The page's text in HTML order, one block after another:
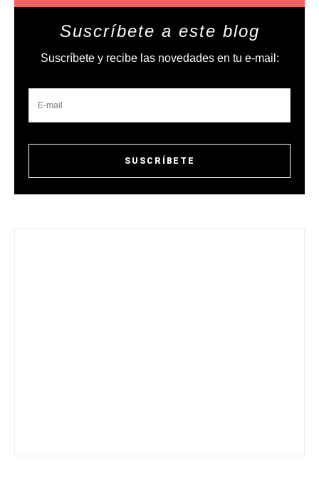
Suscríbete a este blog
Suscríbete y recibe las novedades en tu e-mail: